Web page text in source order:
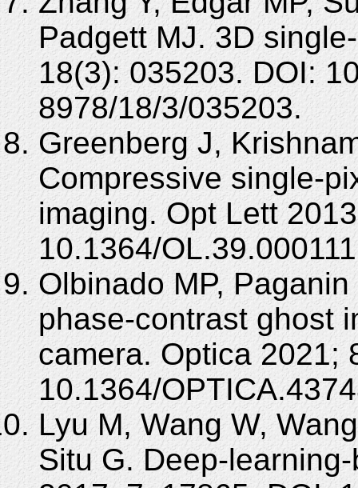
Padgett MJ. 3D
18(3): 035203. DOI:
8978/18/3/035203.
Greenberg J,
Compressive single-
imaging. Opt Lett
10.1364/
Olbinado MP,
phase-contrast ghost
camera. Optica 2021;
10.1364/
Lyu M, Wang W,
Situ G. Deep-